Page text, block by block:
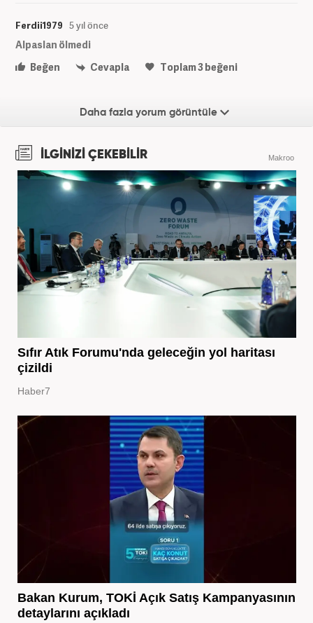
Ferdii1979 5 yıl önce
Alpaslan ölmedi
Beğen
Cevapla Toplam3beğeni
Daha fazla yorum görüntüle
İLGİNİZİ ÇEKEBİLİR Makroo
Sıfır Atık Forumu'nda geleceğin yol haritası
çizildi
Haber7
Bakan Kurum, TOKİ Açık Satış Kampanyasının
detaylarını açıkladı